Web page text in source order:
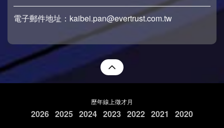
電子郵件地址：kaibei.pan@evertrust.com.tw
歷年線上徵才月
2026 2025 2024 2023 2022 2021 2020